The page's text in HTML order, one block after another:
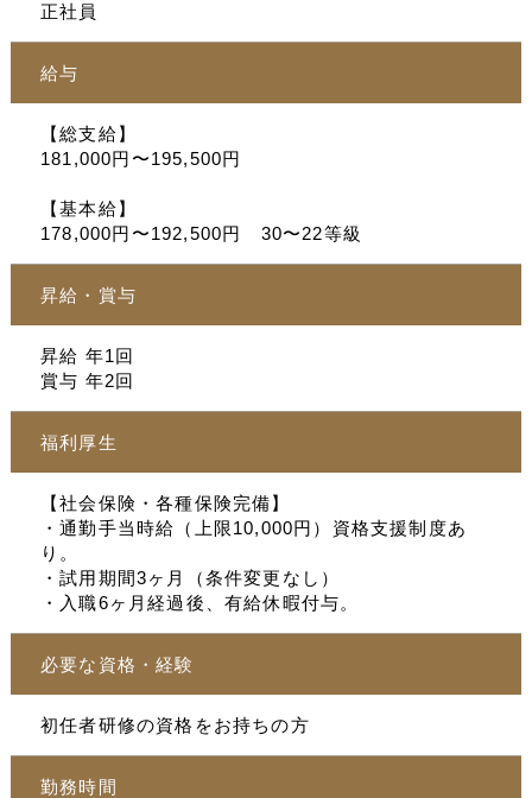
正社員
給与
【総支給】
181,000円〜195,500円
【基本給】
178,000円〜192,500円 30〜22等級
昇給・賞与
昇給 年1回
賞与 年2回
福利厚生
【社会保険・各種保険完備】
・通勤手当時給（上限10,000円）資格支援制度あ
り。
・試用期間3ヶ月（条件変更なし）
・入職6ヶ月経過後、有給休暇付与。
必要な資格・経験
初任者研修の資格をお持ちの方
勤務時間